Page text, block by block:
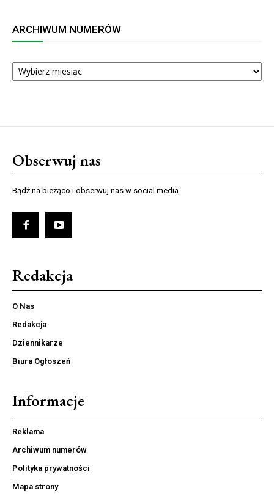
ARCHIWUM NUMERÓW
ARCHIWUM
NUMERÓW
Obserwuj nas
Bądź na bieżąco i obserwuj nas w social media
Redakcja
O Nas
Redakcja
Dziennikarze
Biura Ogłoszeń
Informacje
Reklama
Archiwum numerów
Polityka prywatności
Mapa strony